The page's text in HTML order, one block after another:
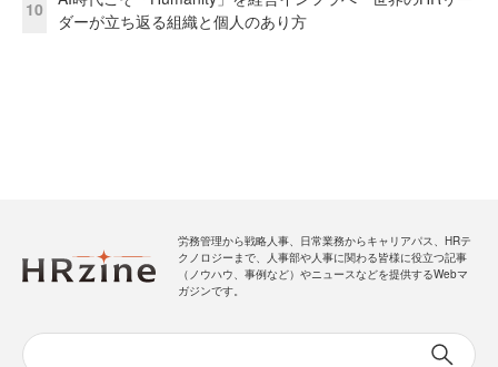
10
ダーが立ち返る組織と個人のあり方
労務管理から戦略人事、日常業務からキャリアパス、HRテ
クノロジーまで、人事部や人事に関わる皆様に役立つ記事
（ノウハウ、事例など）やニュースなどを提供するWebマ
ガジンです。